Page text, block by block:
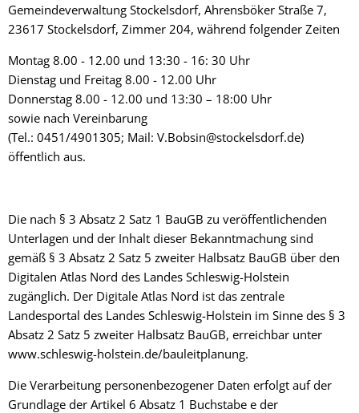
Gemeindeverwaltung Stockelsdorf, Ahrensböker Straße 7,
23617 Stockelsdorf, Zimmer 204, während folgender Zeiten
Montag 8.00 - 12.00 und 13:30 - 16: 30 Uhr
Dienstag und Freitag 8.00 - 12.00 Uhr
Donnerstag 8.00 - 12.00 und 13:30 – 18:00 Uhr
sowie nach Vereinbarung
(Tel.: 0451/4901305; Mail: V.Bobsin@stockelsdorf.de)
öffentlich aus.
Die nach § 3 Absatz 2 Satz 1 BauGB zu veröffentlichenden
Unterlagen und der Inhalt dieser Bekanntmachung sind
gemäß § 3 Absatz 2 Satz 5 zweiter Halbsatz BauGB über den
Digitalen Atlas Nord des Landes Schleswig-Holstein
zugänglich. Der Digitale Atlas Nord ist das zentrale
Landesportal des Landes Schleswig-Holstein im Sinne des § 3
Absatz 2 Satz 5 zweiter Halbsatz BauGB, erreichbar unter
www.schleswig-holstein.de/bauleitplanung.
Die Verarbeitung personenbezogener Daten erfolgt auf der
Grundlage der Artikel 6 Absatz 1 Buchstabe e der